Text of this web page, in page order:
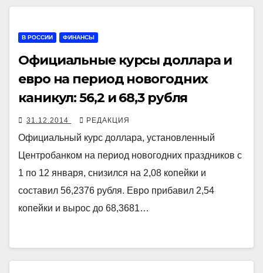
В РОССИИ ФИНАНСЫ
Официальные курсы доллара и
евро на период новогодних
каникул: 56,2 и 68,3 рубля
31.12.2014 РЕДАКЦИЯ
Официальный курс доллара, установленный
Центробанком на период новогодних праздников с
1 по 12 января, снизился на 2,08 копейки и
составил 56,2376 рубля. Евро прибавил 2,54
копейки и вырос до 68,3681…